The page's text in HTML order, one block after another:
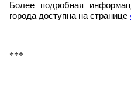
Более подробная
города доступна на странице
***